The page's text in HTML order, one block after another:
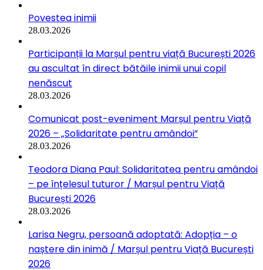
Povestea inimii
28.03.2026
Participanții la Marșul pentru viață București 2026
au ascultat în direct bătăile inimii unui copil
nenăscut
28.03.2026
Comunicat post-eveniment Marșul pentru Viață
2026 – „Solidaritate pentru amândoi”
28.03.2026
Teodora Diana Paul: Solidaritatea pentru amândoi
– pe înțelesul tuturor / Marșul pentru Viață
București 2026
28.03.2026
Larisa Negru, persoană adoptată: Adopția – o
naștere din inimă / Marșul pentru Viață București
2026